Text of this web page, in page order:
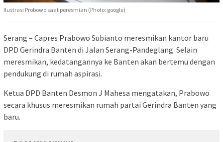
Ilustrasi Probowo saat peresmian (Photo: google)
Serang – Capres Prabowo Subianto meresmikan kantor baru
DPD Gerindra Banten di Jalan Serang-Pandeglang. Selain
meresmikan, kedatangannya ke Banten akan bertemu dengan
pendukung di rumah aspirasi.
Ketua DPD Banten Desmon J Mahesa mengatakan, Prabowo
secara khusus meresmikan rumah partai Gerindra Banten yang
baru.